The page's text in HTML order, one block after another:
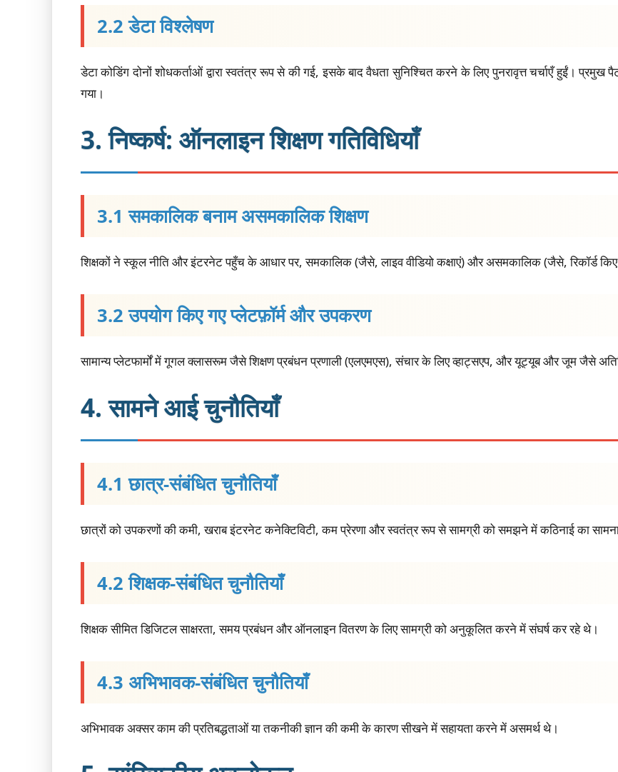
2.2 डेटा विश्लेषण
डेटा कोडिंग दोनों शोधकर्ताओं द्वारा स्वतंत्र रूप से की गई, इसके बाद वैधता सुनिश्चित करने के लिए पुनरावृत्त चर्चाएँ हुईं। प्रमुख
गया।
3. निष्कर्ष: ऑनलाइन शिक्षण गतिविधियाँ
3.1 समकालिक बनाम असमकालिक शिक्षण
शिक्षकों ने स्कूल नीति और इंटरनेट पहुँच के आधार पर, समकालिक (जैसे, लाइव वीडियो कक्षाएं) और असमकालिक (जैसे, रिकॉर्ड किए
3.2 उपयोग किए गए प्लेटफ़ॉर्म और उपकरण
सामान्य प्लेटफार्मों में गूगल क्लासरूम जैसे शिक्षण प्रबंधन प्रणाली (एलएमएस), संचार के लिए व्हाट्सएप, और यूट्यूब और जूम जैसे
4. सामने आई चुनौतियाँ
4.1 छात्र-संबंधित चुनौतियाँ
छात्रों को उपकरणों की कमी, खराब इंटरनेट कनेक्टिविटी, कम प्रेरणा और स्वतंत्र रूप से सामग्री को समझने में कठिनाई का
4.2 शिक्षक-संबंधित चुनौतियाँ
शिक्षक सीमित डिजिटल साक्षरता, समय प्रबंधन और ऑनलाइन वितरण के लिए सामग्री को अनुकूलित करने में संघर्ष कर रहे थे।
4.3 अभिभावक-संबंधित चुनौतियाँ
अभिभावक अक्सर काम की प्रतिबद्धताओं या तकनीकी ज्ञान की कमी के कारण सीखने में सहायता करने में असमर्थ थे।